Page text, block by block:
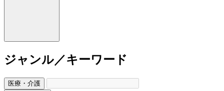
ジャンル／キーワード
医療・介護